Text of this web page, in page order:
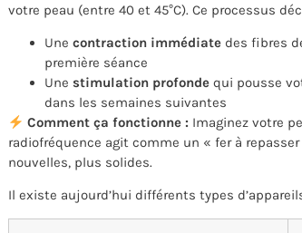
votre peau (entre 40 et 45°C). Ce processus
Une contraction immédiate des fibres
première séance
Une stimulation profonde qui pousse
dans les semaines suivantes
Comment ça fonctionne : Imaginez votre
radiofréquence agit comme un « fer à
nouvelles, plus solides.
Il existe aujourd’hui différents types